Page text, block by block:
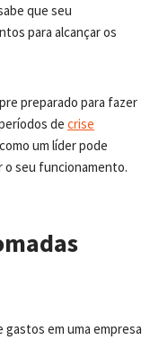
que seu
para alcançar os
preparado para fazer
de crise
um líder pode
o seu funcionamento.
gastos em uma empresa